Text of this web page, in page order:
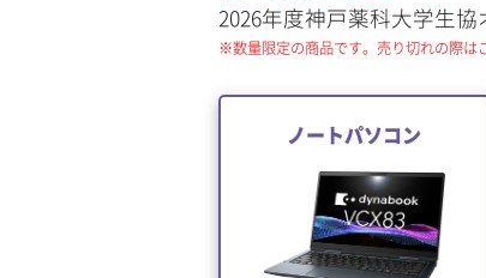
2026年度神戸薬科大学生
数量限定の商品です。売り切れの際は
ノートパソコン